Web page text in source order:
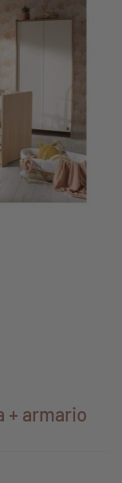
+ armario